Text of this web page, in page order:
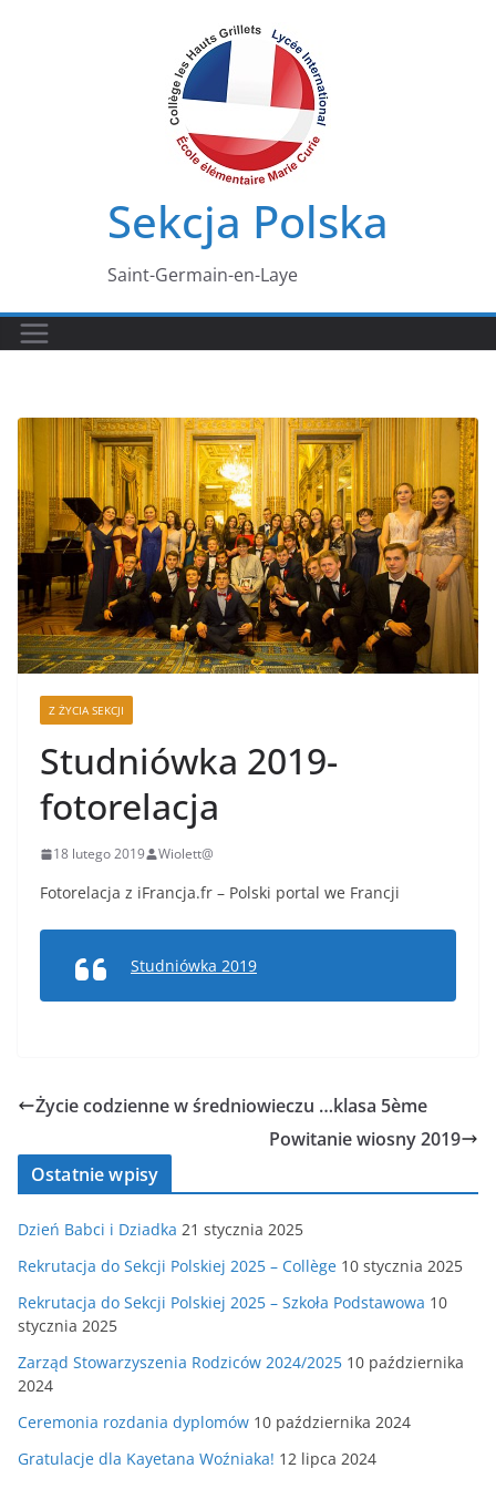
Sekcja Polska
Saint-Germain-en-Laye
Z ŻYCIA SEKCJI
Studniówka 2019-
fotorelacja
18 lutego 2019 Wiolett@
Fotorelacja z iFrancja.fr – Polski portal we Francji
Studniówka 2019
Życie codzienne w średniowieczu …klasa 5ème
Powitanie wiosny 2019
Ostatnie wpisy
Dzień Babci i Dziadka 21 stycznia 2025
Rekrutacja do Sekcji Polskiej 2025 – Collège 10 stycznia 2025
Rekrutacja do Sekcji Polskiej 2025 – Szkoła Podstawowa 10
stycznia 2025
Zarząd Stowarzyszenia Rodziców 2024/2025 10 października
2024
Ceremonia rozdania dyplomów 10 października 2024
Gratulacje dla Kayetana Woźniaka! 12 lipca 2024